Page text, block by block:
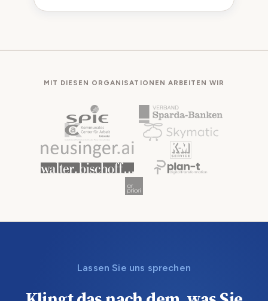
MIT DIESEN ORGANISATIONEN ARBEITEN WIR
Lassen Sie uns sprechen